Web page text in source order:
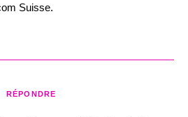
Suisse.
RÉPONDRE